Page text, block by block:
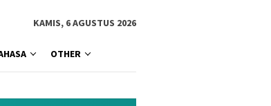
KAMIS, 6 AGUSTUS 2026
OTHER